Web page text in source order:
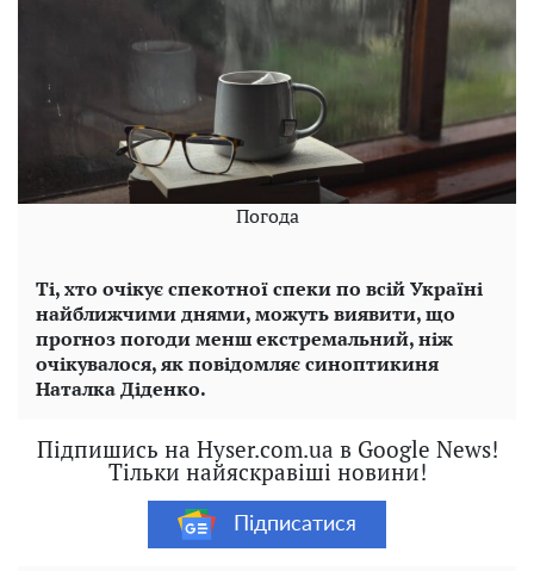
Погода
Ті, хто очікує спекотної спеки по всій Україні
найближчими днями, можуть виявити, що
прогноз погоди менш екстремальний, ніж
очікувалося, як повідомляє синоптикиня
Наталка Діденко.
Підпишись на Hyser.com.ua в Google News!
Тільки найяскравіші новини!
Підписатися